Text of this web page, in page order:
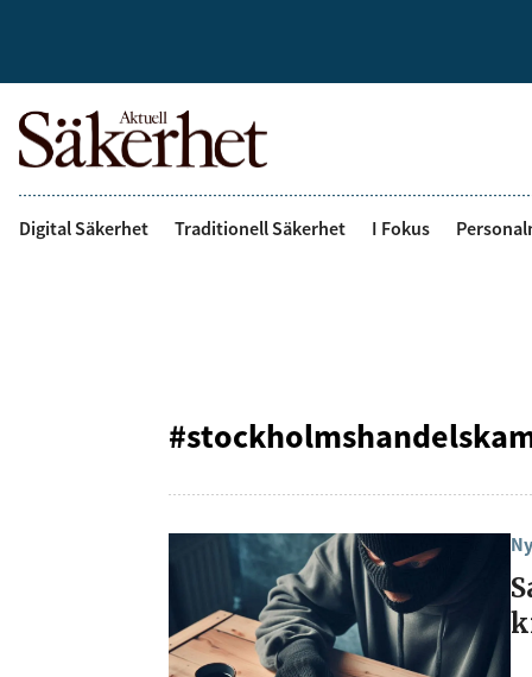
Digital Säkerhet Traditionell Säkerhet I Fokus